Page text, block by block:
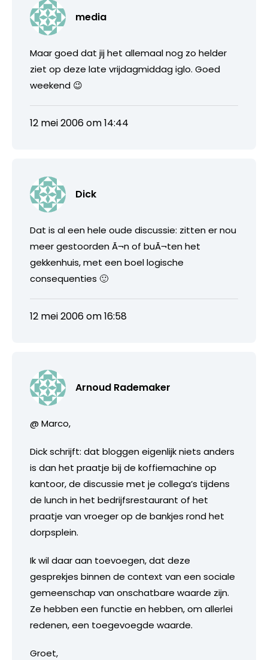
media
Maar goed dat jij het allemaal nog zo helder
ziet op deze late vrijdagmiddag iglo. Goed
weekend 😉
12 mei 2006 om 14:44
Dick
Dat is al een hele oude discussie: zitten er nou
meer gestoorden Ã¬n of buÃ¬ten het
gekkenhuis, met een boel logische
consequenties 🙂
12 mei 2006 om 16:58
Arnoud Rademaker
@ Marco,
Dick schrijft: dat bloggen eigenlijk niets anders
is dan het praatje bij de koffiemachine op
kantoor, de discussie met je collega’s tijdens
de lunch in het bedrijfsrestaurant of het
praatje van vroeger op de bankjes rond het
dorpsplein.
Ik wil daar aan toevoegen, dat deze
gesprekjes binnen de context van een sociale
gemeenschap van onschatbare waarde zijn.
Ze hebben een functie en hebben, om allerlei
redenen, een toegevoegde waarde.
Groet,